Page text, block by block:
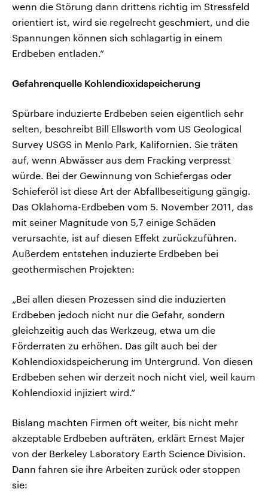
wenn die Störung dann drittens richtig im Stressfeld
orientiert ist, wird sie regelrecht geschmiert, und die
Spannungen können sich schlagartig in einem
Erdbeben entladen.“
Gefahrenquelle Kohlendioxidspeicherung
Spürbare induzierte Erdbeben seien eigentlich sehr
selten, beschreibt Bill Ellsworth vom US Geological
Survey USGS in Menlo Park, Kalifornien. Sie träten
auf, wenn Abwässer aus dem Fracking verpresst
würde. Bei der Gewinnung von Schiefergas oder
Schieferöl ist diese Art der Abfallbeseitigung gängig.
Das Oklahoma-Erdbeben vom 5. November 2011, das
mit seiner Magnitude von 5,7 einige Schäden
verursachte, ist auf diesen Effekt zurückzuführen.
Außerdem entstehen induzierte Erdbeben bei
geothermischen Projekten:
„Bei allen diesen Prozessen sind die induzierten
Erdbeben jedoch nicht nur die Gefahr, sondern
gleichzeitig auch das Werkzeug, etwa um die
Förderraten zu erhöhen. Das gilt auch bei der
Kohlendioxidspeicherung im Untergrund. Von diesen
Erdbeben sehen wir derzeit noch nicht viel, weil kaum
Kohlendioxid injiziert wird.“
Bislang machten Firmen oft weiter, bis nicht mehr
akzeptable Erdbeben aufträten, erklärt Ernest Majer
von der Berkeley Laboratory Earth Science Division.
Dann fahren sie ihre Arbeiten zurück oder stoppen
sie: